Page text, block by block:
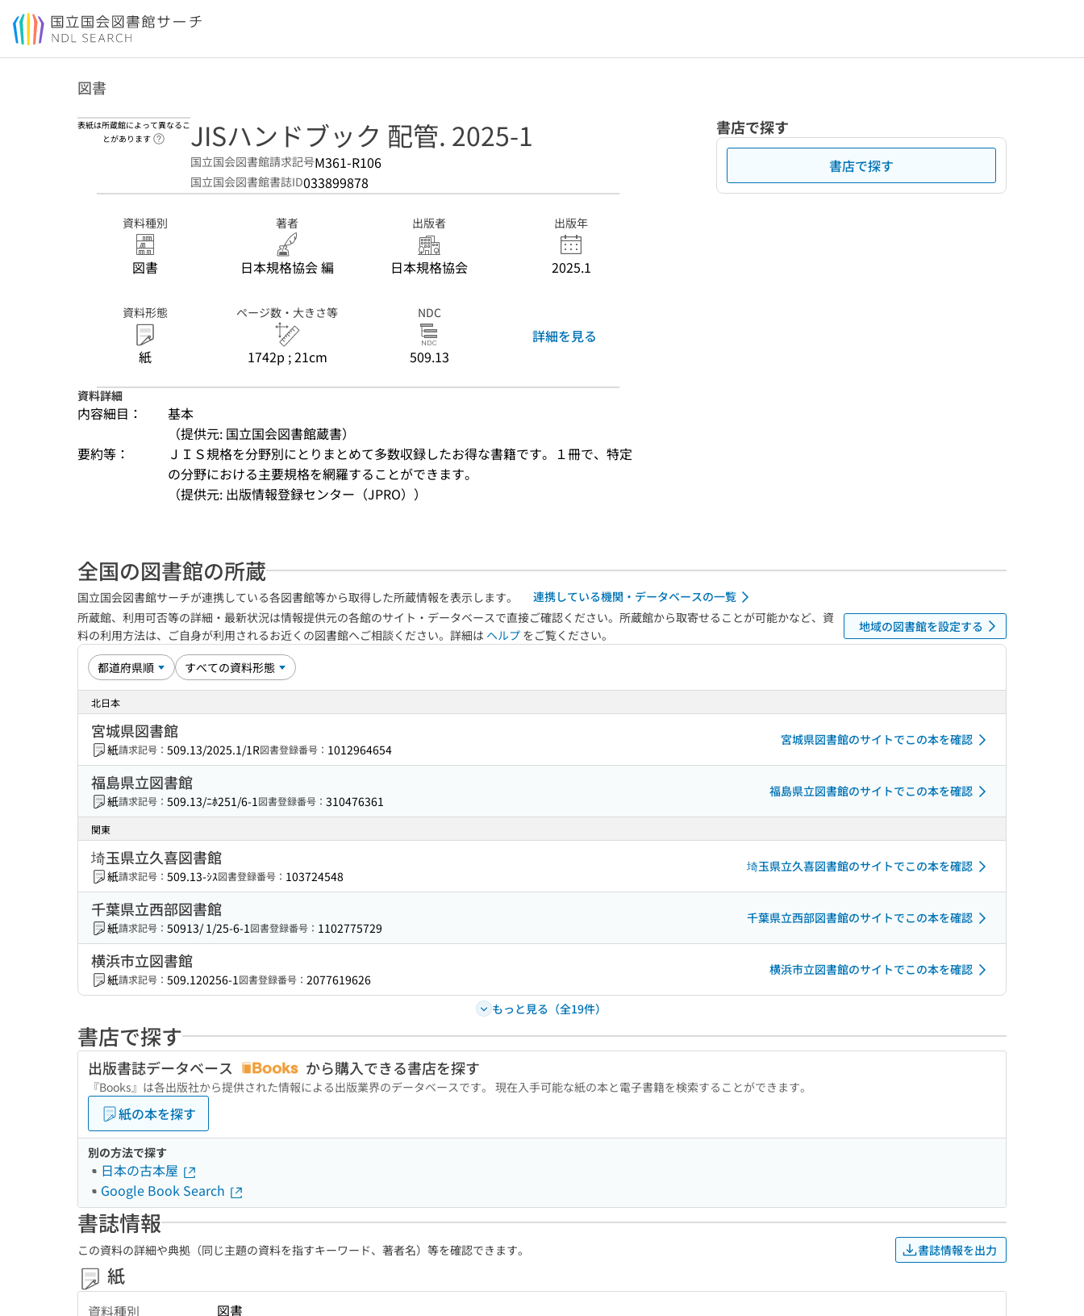
本文へ移動
図書
表紙は所蔵館によって異なるこ
とがあります
ヘルプページへのリンク
JISハンドブック 配管. 2025-1
国立国会図書館請求記号M361-R106
国立国会図書館書誌ID033899878
資料種別
図書
著者
日本規格協会 編
出版者
日本規格協会
出版年
2025.1
資料形態
紙
ページ数・大きさ等
1742p ; 21cm
NDC
509.13
詳細を見る
資料詳細
内容細目：
基本
（提供元: 国立国会図書館蔵書）
要約等：
ＪＩＳ規格を分野別にとりまとめて多数収録したお得な書籍です。１冊で、特定
の分野における主要規格を網羅することができます。
（提供元: 出版情報登録センター（JPRO））
書店で探す
書店で探す
全国の図書館の所蔵
国立国会図書館サーチが連携している各図書館等から取得した所蔵情報を表示します。
連携している機関・データベースの一覧
所蔵館、利用可否等の詳細・最新状況は情報提供元の各館のサイト・データベースで直接ご確認ください。所蔵館から取寄せることが可能かなど、資
料の利用方法は、ご自身が利用されるお近くの図書館へご相談ください。詳細は ヘルプ をご覧ください。
地域の図書館を設定する
北日本
宮城県図書館
紙請求記号： 509.13/2025.1/1R図書登録番号： 1012964654
宮城県図書館のサイトでこの本を確認
福島県立図書館
紙請求記号： 509.13/ﾆﾎ251/6-1図書登録番号： 310476361
福島県立図書館のサイトでこの本を確認
関東
埼玉県立久喜図書館
紙請求記号： 509.13-ｼｽ図書登録番号： 103724548
埼玉県立久喜図書館のサイトでこの本を確認
千葉県立西部図書館
紙請求記号： 50913/ 1/25-6-1図書登録番号： 1102775729
千葉県立西部図書館のサイトでこの本を確認
横浜市立図書館
紙請求記号： 509.120256-1図書登録番号： 2077619626
横浜市立図書館のサイトでこの本を確認
もっと見る（全19件）
書店で探す
出版書誌データベース から購入できる書店を探す
『Books』は各出版社から提供された情報による出版業界のデータベースです。 現在入手可能な紙の本と電子書籍を検索することができます。
紙の本を探す
別の方法で探す
日本の古本屋
Google Book Search
書誌情報
この資料の詳細や典拠（同じ主題の資料を指すキーワード、著者名）等を確認できます。 書誌情報を出力
紙
資料種別 図書